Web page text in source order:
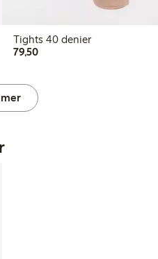
Tights 40 denier
79,5079,50 kr